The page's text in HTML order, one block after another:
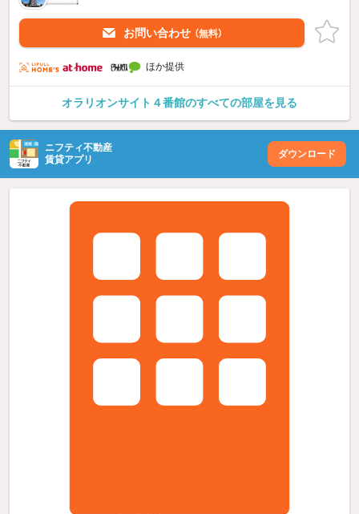
お問い合わせ （無料）
ほか提供
オラリオンサイト４番館のすべての部屋を見る
ニフティ不動産
賃貸アプリ
ダウンロード